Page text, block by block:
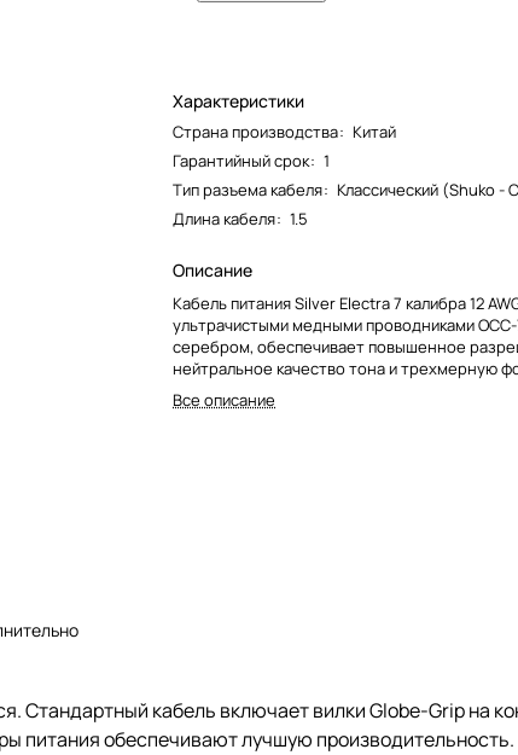
Характеристики
Страна производства: Китай
Гарантийный срок: 1
Тип разъема кабеля: Классический (Shuko -
Длина кабеля: 1.5
Описание
Кабель питания Silver Electra 7 калибра 12
ультрачистыми медными проводниками
серебром, обеспечивает повышенное
нейтральное качество тона и трехмерную
изображения, которые лучше, чем у Platinum
Все описание
Стандартный кабель включает вилки Globe-Grip на
питания обеспечивают лучшую производительность.